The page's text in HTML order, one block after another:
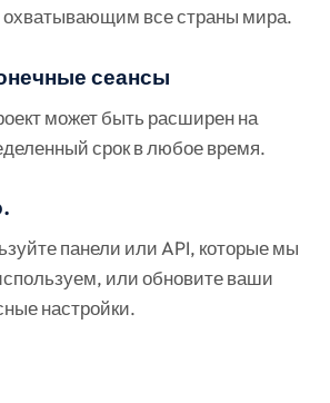
охватывающим все страны мира.
сеансы
может быть расширен на
срок в любое время.
панели или API, которые мы
или обновите ваши
настройки.